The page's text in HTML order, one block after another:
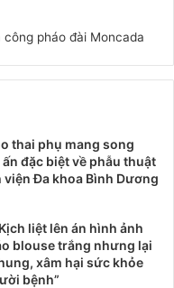
pháo đài Moncada
thai phụ mang song
đặc biệt về phẫu thuật
viện Đa khoa Bình Dương
liệt lên án hình ảnh
blouse trắng nhưng lại
xâm hại sức khỏe
bệnh”